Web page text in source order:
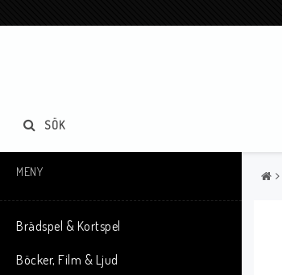
SÖK
MENY
Brädspel & Kortspel
Böcker, Film & Ljud